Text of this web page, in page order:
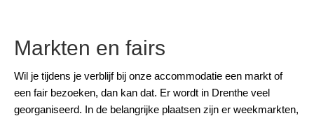
Markten en fairs
Wil je tijdens je verblijf bij onze accommodatie een markt of
een fair bezoeken, dan kan dat. Er wordt in Drenthe veel
georganiseerd. In de belangrijke plaatsen zijn er weekmarkten,